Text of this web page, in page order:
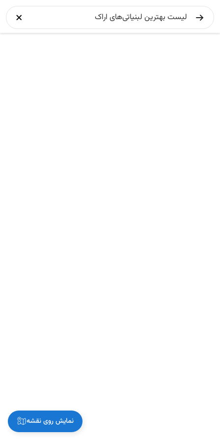
نمایش روی نقشه